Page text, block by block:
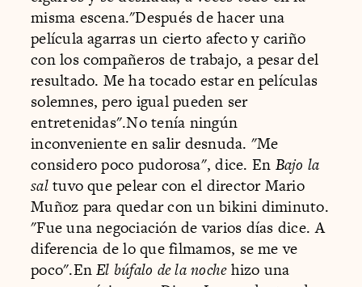
misma escena."Después de hacer una
película agarras un cierto afecto y cariño
con los compañeros de trabajo, a pesar del
resultado. Me ha tocado estar en películas
solemnes, pero igual pueden ser
entretenidas".No tenía ningún
inconveniente en salir desnuda. "Me
considero poco pudorosa", dice. En Bajo la
saltuvo que pelear con el director Mario
Muñoz para quedar con un bikini diminuto.
"Fue una negociación de varios días dice. A
diferencia de lo que filmamos, se me ve
poco".EnEl búfalo de la nochehizo una